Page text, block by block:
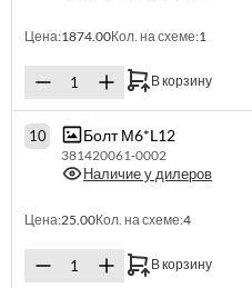
Цена:1874.00Кол. на схеме:1
В корзину
10 Болт М6*L12
381420061-0002
Наличие у дилеров
Цена:25.00Кол. на схеме:4
В корзину